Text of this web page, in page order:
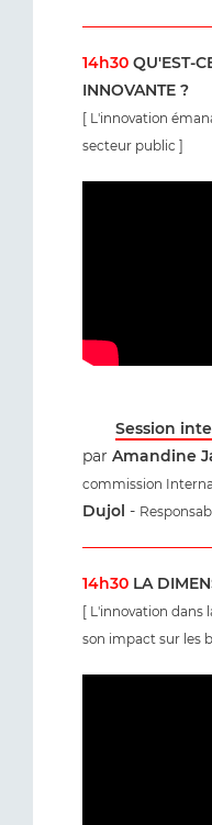
14h30 QU'EST-
INNOVANTE ?
[ L'innovation
secteur public ]
Session
par Amandine
commission
Dujol -
14h30 LA
[ L'innovation dans
son impact sur les